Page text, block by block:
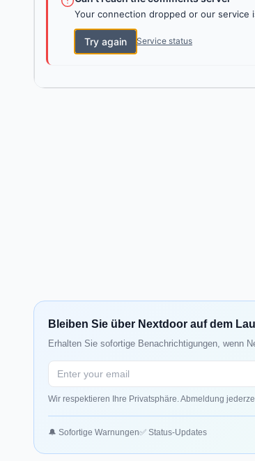
Your connection dropped or our service
Try again Service status
Bleiben Sie über Nextdoor auf dem
Erhalten Sie sofortige Benachrichtigungen, wenn
Wir respektieren Ihre Privatsphäre. Abmeldung
🔔 Sofortige Warnungen✅ Status-Updates